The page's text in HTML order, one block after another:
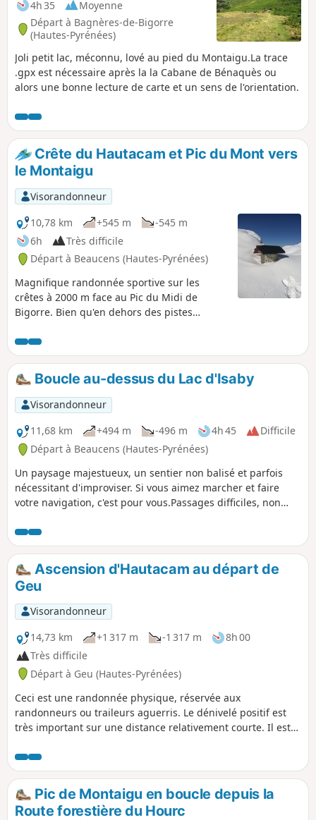
4h 35
Moyenne
Départ à Bagnères-de-Bigorre
(Hautes-Pyrénées)
Joli petit lac, méconnu, lové au pied du Montaigu.La trace
.gpx est nécessaire après la la Cabane de Bénaquès ou
alors une bonne lecture de carte et un sens de l'orientation.
Crête du Hautacam et Pic du Mont vers
le Montaigu
Visorandonneur
10,78 km
+545 m
-545 m
6h
Très difficile
Départ à Beaucens (Hautes-Pyrénées)
Magnifique randonnée sportive sur les
crêtes à 2000 m face au Pic du Midi de
Bigorre. Bien qu'en dehors des pistes
hiver, elle est totalement à l'écart des
randonneurs, particulièrement dans la
dernière partie (voir remarque dans Infos
Pratiques en dessous). En hiver, comme en
été, réservez ce parcours à un temps
parfaitement dégagé et ensoleillé, car la vue
y est remarquable et vous ne regretterez
pas vos efforts.
Boucle au-dessus du Lac d'Isaby
Visorandonneur
11,68 km
+494 m -496 m 4h 45
Difficile
Départ à Beaucens (Hautes-Pyrénées)
Un paysage majestueux, un sentier non balisé et parfois
nécessitant d'improviser. Si vous aimez marcher et faire
votre navigation, c'est pour vous.Passages difficiles, non
sur cette randonnée en cas de brouillard fréquent dans
cette zone.Trace gpx conseillée.
Ascension d'Hautacam au départ de
Geu
Visorandonneur
14,73 km
+1 317 m -1 317 m
8h 00
Très difficile
Départ à Geu (Hautes-Pyrénées)
Ceci est une randonnée physique, réservée aux
randonneurs ou traileurs aguerris. Le dénivelé positif est
très important sur une distance relativement courte. Il est
contre le soleil, une partie importante du parcours étant à
découvert. Une protection contre le vent et la pluie est aussi
fortement conseillée.
Pic de Montaigu en boucle depuis la
Route forestière du Hourc